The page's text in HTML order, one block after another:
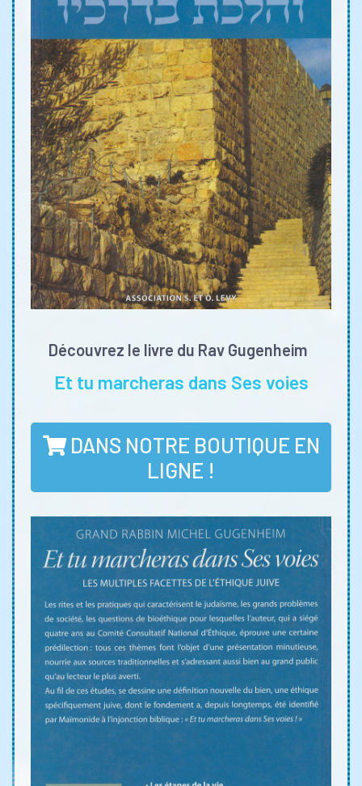
Découvrez le livre du Rav Gugenheim
Et tu marcheras dans Ses voies
DANS NOTRE BOUTIQUE EN
LIGNE !